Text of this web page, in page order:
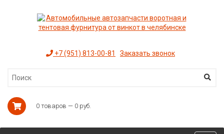
+7 (951) 813-00-81 Заказать звонок
0 товаров — 0 руб.